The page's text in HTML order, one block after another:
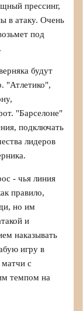
прессинг,
в атаку. Очень
под
будут
"Атлетико",
"Барселоне"
подключать
лидеров
- чья линия
правило,
но им
и
наказывать
игру в
с
темпом на